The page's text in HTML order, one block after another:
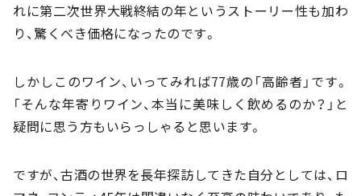
れに第二次世界大戦終結の年というストーリー性も加わ
り、驚くべき価格になったのです。
しかしこのワイン、いってみれば77歳の「高齢者」です。
「そんな年寄りワイン、本当に美味しく飲めるのか？」と
疑問に思う方もいらっしゃると思います。
ですが、古酒の世界を長年探訪してきた自分としては、ロ